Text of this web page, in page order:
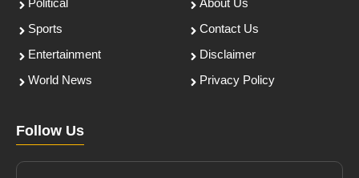
Political
Sports
Entertainment
World News
About Us
Contact Us
Disclaimer
Privacy Policy
Follow Us